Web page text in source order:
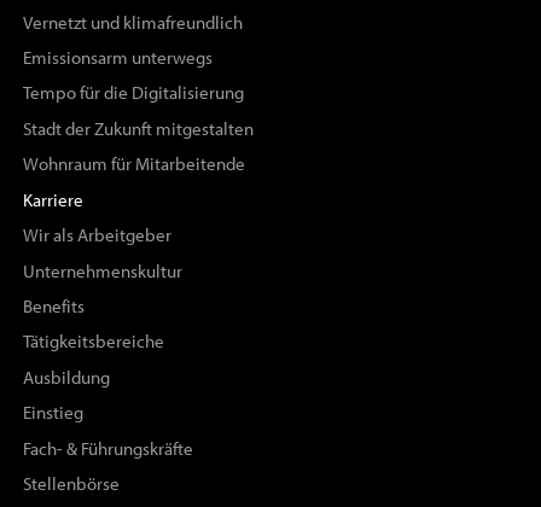
Vernetzt und klimafreundlich
Emissionsarm unterwegs
Tempo für die Digitalisierung
Stadt der Zukunft mitgestalten
Wohnraum für Mitarbeitende
Karriere
Wir als Arbeitgeber
Unternehmenskultur
Benefits
Tätigkeitsbereiche
Ausbildung
Einstieg
Fach- & Führungskräfte
Stellenbörse